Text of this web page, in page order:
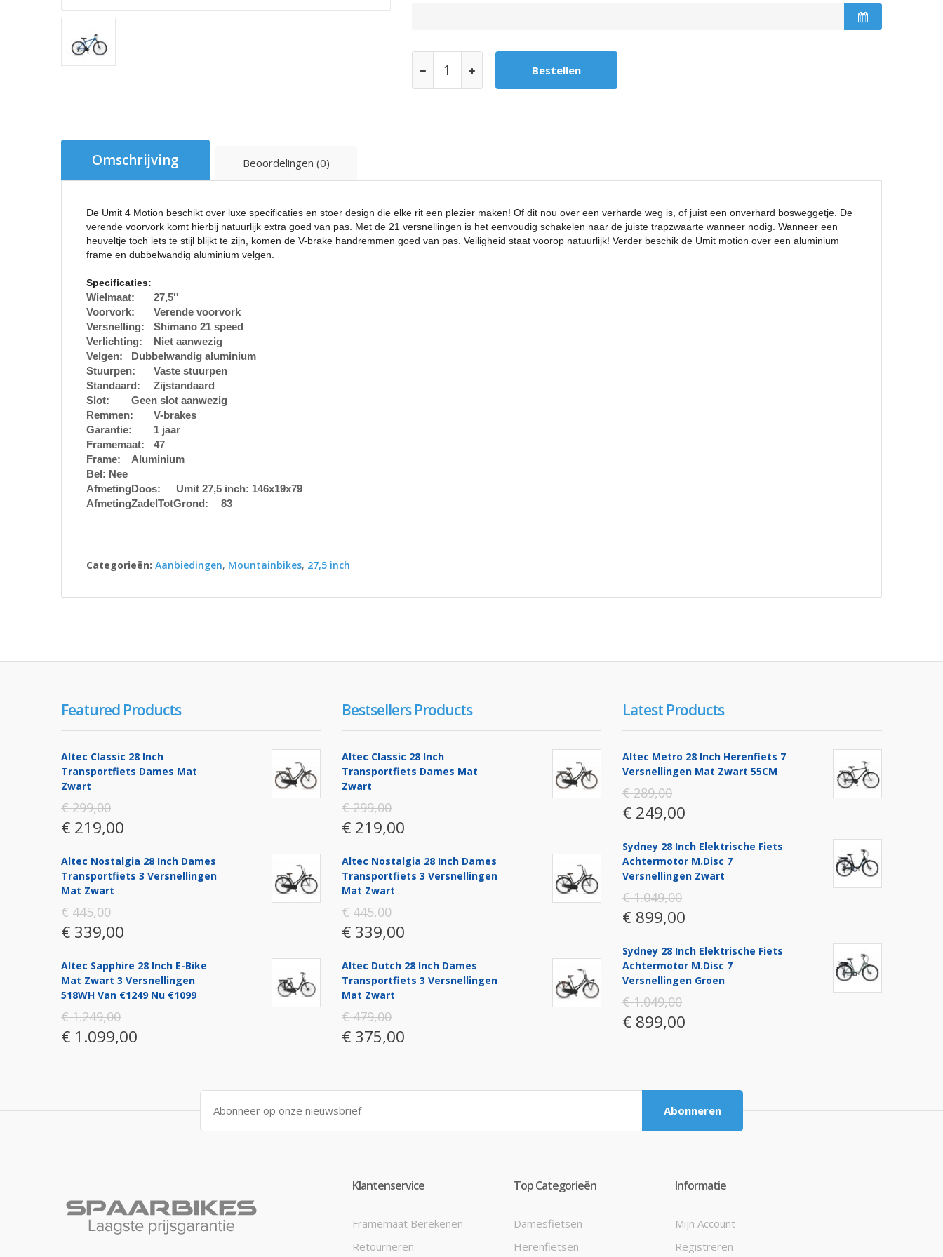
Omschrijving Beoordelingen (0)
De Umit 4 Motion beschikt over luxe specificaties en stoer design die elke rit een plezier maken! Of dit nou over een verharde weg is, of juist een onverhard bosweggetje. De
verende voorvork komt hierbij natuurlijk extra goed van pas. Met de 21 versnellingen is het eenvoudig schakelen naar de juiste trapzwaarte wanneer nodig. Wanneer een
heuveltje toch iets te stijl blijkt te zijn, komen de V-brake handremmen goed van pas. Veiligheid staat voorop natuurlijk! Verder beschik de Umit motion over een aluminium
frame en dubbelwandig aluminium velgen.
Specificaties:
Wielmaat:
27,5''
Voorvork:
Verende voorvork
Versnelling:
Shimano 21 speed
Verlichting:
Niet aanwezig
Velgen:
Dubbelwandig aluminium
Stuurpen:
Vaste stuurpen
Standaard:
Zijstandaard
Slot:
Geen slot aanwezig
Remmen:
V-brakes
Garantie:
1 jaar
Framemaat:
47
Frame:
Aluminium
Bel: Nee
AfmetingDoos:
Umit 27,5 inch: 146x19x79
AfmetingZadelTotGrond:
83
Categorieën: Aanbiedingen, Mountainbikes, 27,5 inch
Featured Products
Altec Classic 28 Inch
Transportfiets Dames Mat
Zwart
€ 299,00
€ 219,00
Altec Nostalgia 28 Inch Dames
Transportfiets 3 Versnellingen
Mat Zwart
€ 445,00
€ 339,00
Altec Sapphire 28 Inch E-Bike
Mat Zwart 3 Versnellingen
518WH Van €1249 Nu €1099
€ 1.249,00
€ 1.099,00
Bestsellers Products
Altec Classic 28 Inch
Transportfiets Dames Mat
Zwart
€ 299,00
€ 219,00
Altec Nostalgia 28 Inch Dames
Transportfiets 3 Versnellingen
Mat Zwart
€ 445,00
€ 339,00
Altec Dutch 28 Inch Dames
Transportfiets 3 Versnellingen
Mat Zwart
€ 479,00
€ 375,00
Latest Products
Altec Metro 28 Inch Herenfiets 7
Versnellingen Mat Zwart 55CM
€ 289,00
€ 249,00
Sydney 28 Inch Elektrische Fiets
Achtermotor M.disc 7
Versnellingen Zwart
€ 1.049,00
€ 899,00
Sydney 28 Inch Elektrische Fiets
Achtermotor M.disc 7
Versnellingen Groen
€ 1.049,00
€ 899,00
Abonneren
Klantenservice
Framemaat Berekenen
Retourneren
Top Categorieën
Damesfietsen
Herenfietsen
Informatie
Mijn Account
Registreren